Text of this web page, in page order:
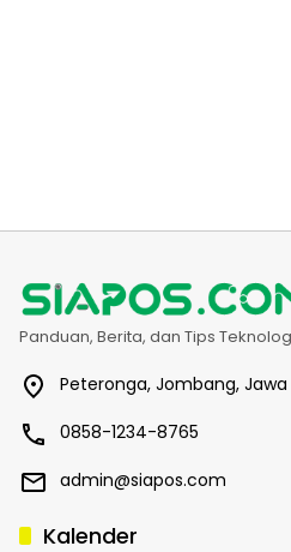
Panduan, Berita, dan Tips
Peteronga, Jombang,
0858-1234-8765
admin@siapos.com
Kalender